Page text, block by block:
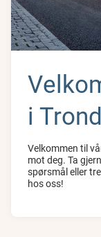
i
Velkommen til
mot deg. Ta
spørsmål eller
hos oss!